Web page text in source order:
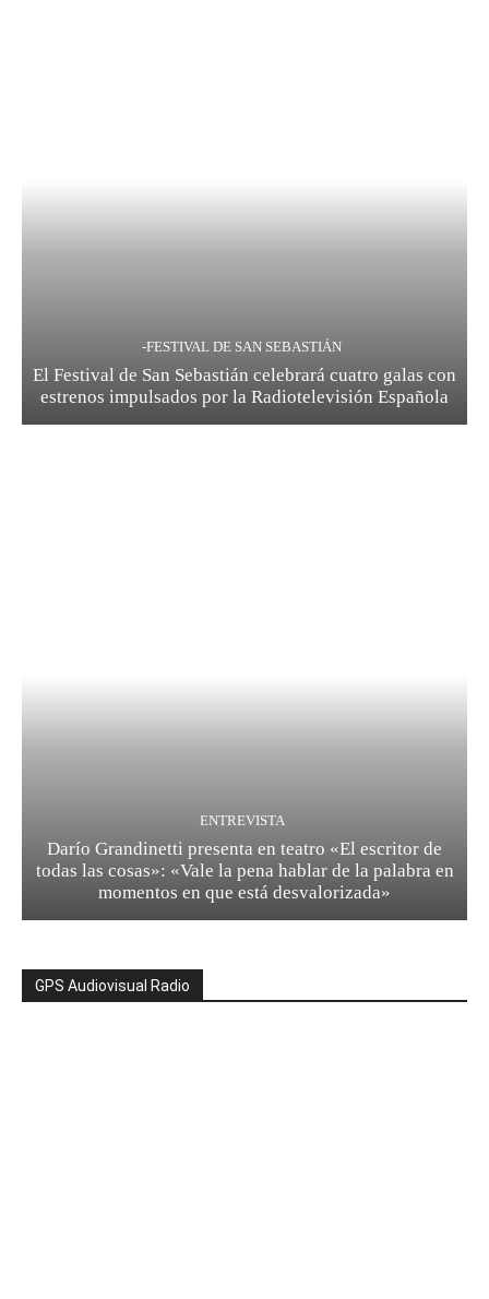
-FESTIVAL DE SAN SEBASTIÁN
El Festival de San Sebastián celebrará cuatro galas con
estrenos impulsados por la Radiotelevisión Española
ENTREVISTA
Darío Grandinetti presenta en teatro «El escritor de
todas las cosas»: «Vale la pena hablar de la palabra en
momentos en que está desvalorizada»
GPS Audiovisual Radio